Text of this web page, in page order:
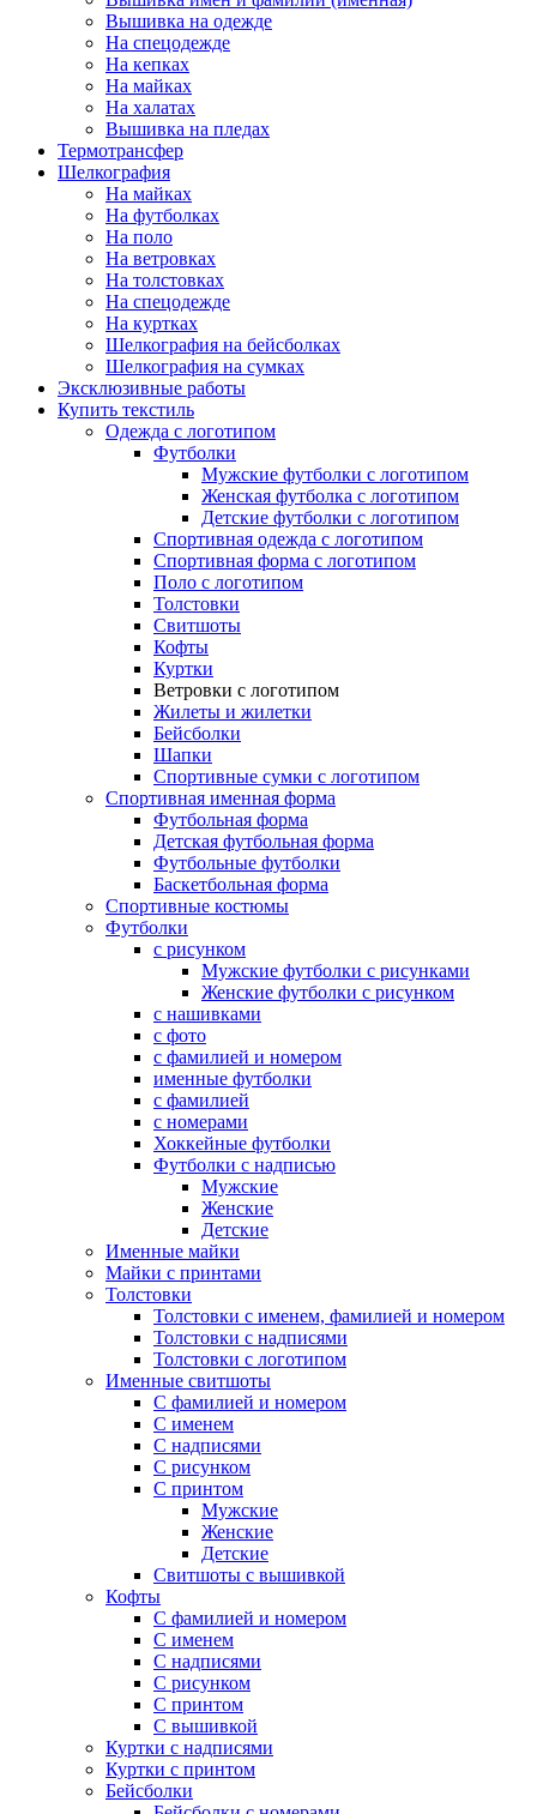
Вышивка на одежде
На спецодежде
На кепках
На майках
На халатах
Вышивка на пледах
Термотрансфер
Шелкография
На майках
На футболках
На поло
На ветровках
На толстовках
На спецодежде
На куртках
Шелкография на бейсболках
Шелкография на сумках
Эксклюзивные работы
Купить текстиль
Одежда с логотипом
Футболки
Мужские футболки с логотипом
Женская футболка с логотипом
Детские футболки с логотипом
Спортивная одежда с логотипом
Спортивная форма с логотипом
Поло с логотипом
Толстовки
Свитшоты
Кофты
Куртки
Ветровки с логотипом
Жилеты и жилетки
Бейсболки
Шапки
Спортивные сумки с логотипом
Спортивная именная форма
Футбольная форма
Детская футбольная форма
Футбольные футболки
Баскетбольная форма
Спортивные костюмы
Футболки
с рисунком
Мужские футболки с рисунками
Женские футболки с рисунком
с нашивками
с фото
с фамилией и номером
именные футболки
с фамилией
с номерами
Хоккейные футболки
Футболки с надписью
Мужские
Женские
Детские
Именные майки
Майки с принтами
Толстовки
Толстовки с именем, фамилией и номером
Толстовки с надписями
Толстовки с логотипом
Именные свитшоты
С фамилией и номером
С именем
С надписями
С рисунком
С принтом
Мужские
Женские
Детские
Свитшоты с вышивкой
Кофты
С фамилией и номером
С именем
С надписями
С рисунком
С принтом
С вышивкой
Куртки с надписями
Куртки с принтом
Бейсболки